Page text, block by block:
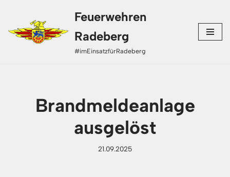
Zum
Inhalt
Feuerwehren
Radeberg
#imEinsatzfürRadeberg
Brandmeldeanlage
ausgelöst
21.09.2025